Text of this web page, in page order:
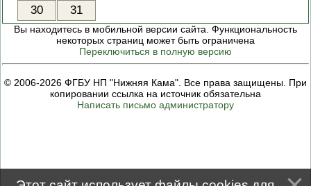
ПРИМЕНЯЕМЫЙ ПРИ
ОСУЩЕСТВЛЕНИИ
ГОСУДАРСТВЕННОГО
ОБЛАСТИ ОХРАНЫ И
ИСПОЛЬЗОВАНИЯ ООПТ
ПРОГРАММА ПРОФИЛАКТИКИ
РИСКОВ ПРИЧИНЕНИЯ
ПЛАН ПРОВЕДЕНИЯ
ЗАПРАШИВАТЬСЯ
(НАДЗОРНЫМ) ОРГАНОМ У
30
31
Вы находитесь в мобильной версии сайта. Функциональность
некоторых страниц может быть ограничена
Переключиться в полную версию
© 2006-2026 ФГБУ НП "Нижняя Кама". Все права защищены. При
копировании ссылка на источник обязательна
Написать письмо администратору